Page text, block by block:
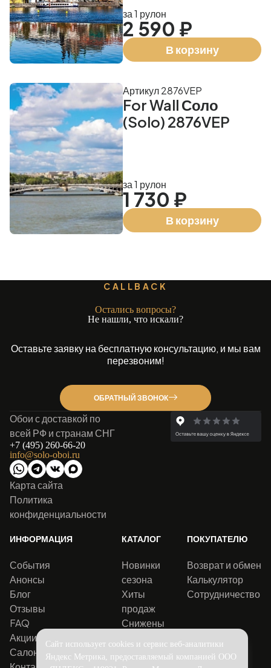
за 1 рулон
2 590 ₽
В корзину
For Wall Соло
(Solo) 2876VEP
Артикул 2876VEP
за 1 рулон
1 730 ₽
В корзину
CALLBACK
Остались вопросы?
Не нашли, что искали?
Оставьте заявку на бесплатную консультацию, и мы вам
перезвоним!
ОБРАТНЫЙ ЗВОНОК
Обои с доставкой по
всей РФ и странам СНГ
+7 (495) 260-66-20
info@solo-oboi.ru
Карта сайта
Политика
конфиденциальности
ИНФОРМАЦИЯ
События
Анонсы
Блог
Отзывы
FAQ
Акции
Салоны
КАТАЛОГ
Новинки
сезона
Хиты
продаж
Снижены
ПОКУПАТЕЛЮ
Возврат и обмен
Калькулятор
Сотрудничество
Сайт использует cookies и сервис веб-аналитики
Яндекс Метрика, предоставляемый компанией ООО